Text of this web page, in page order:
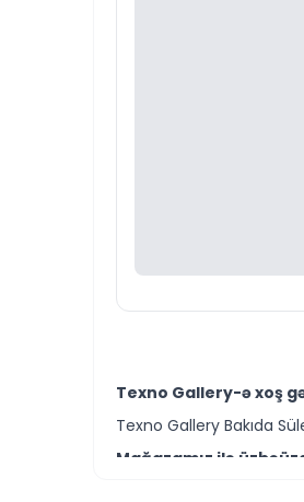
Texno Gallery-ə xoş
Texno Gallery Bakıda
Mağazamız ilə